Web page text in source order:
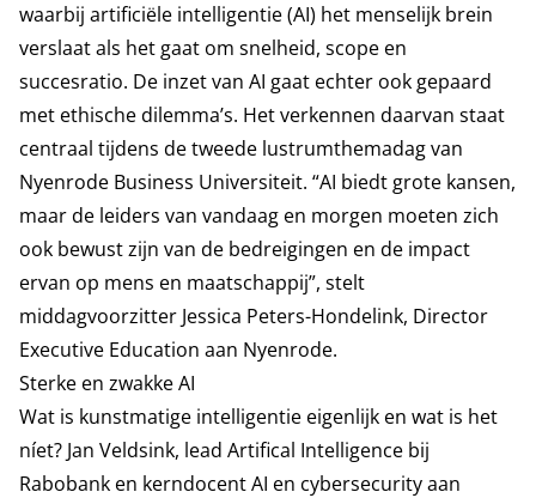
waarbij artificiële intelligentie (AI) het menselijk brein
verslaat als het gaat om snelheid, scope en
succesratio. De inzet van AI gaat echter ook gepaard
met ethische dilemma’s. Het verkennen daarvan staat
centraal tijdens de tweede lustrumthemadag van
Nyenrode Business Universiteit. “AI biedt grote kansen,
maar de leiders van vandaag en morgen moeten zich
ook bewust zijn van de bedreigingen en de impact
ervan op mens en maatschappij”, stelt
middagvoorzitter Jessica Peters-Hondelink, Director
Executive Education aan Nyenrode.
Sterke en zwakke AI
Wat is kunstmatige intelligentie eigenlijk en wat is het
níet? Jan Veldsink, lead Artifical Intelligence bij
Rabobank en kerndocent AI en cybersecurity aan